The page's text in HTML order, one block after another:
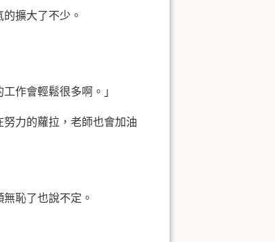
擴大了不少。
作會輕鬆很多啊。」
努力的蘿拉，老師也會加油
恥了也說不定。